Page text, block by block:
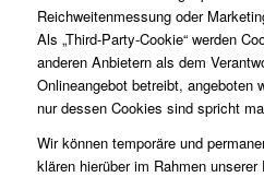
Reichweitenmessung oder
Als „Third-Party-Cookie“ werden
anderen Anbietern als dem
Onlineangebot betreibt, angeboten
nur dessen Cookies sind spricht
Wir können temporäre und
klären hierüber im Rahmen